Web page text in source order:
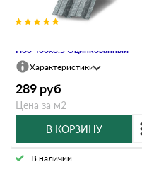
Н60 400х0.5 Оцинкованный
Характеристики
289 руб
Цена за м2
В КОРЗИНУ
В наличии